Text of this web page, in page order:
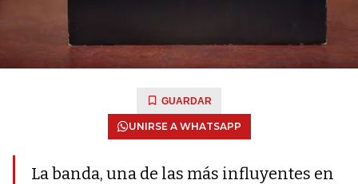
GUARDAR
UNIRSE A WHATSAPP
La banda, una de las más influyentes en